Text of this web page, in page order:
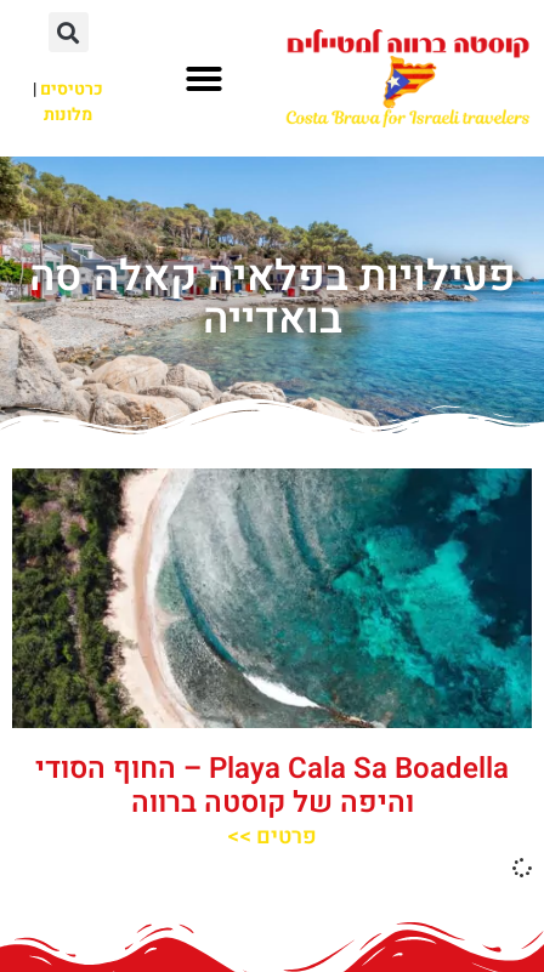
כרטיסים|
מלונות
פעילויות בפלאיה קאלה סה
בואדייה
‪‪Playa Cala Sa Boadella‬‬ – החוף הסודי
והיפה של קוסטה ברווה
פרטים >>